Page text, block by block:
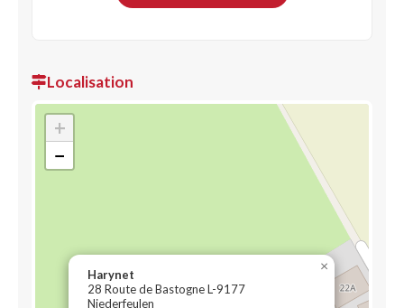
Localisation
Harynet
28 Route de Bastogne L-9177
Niederfeulen
×
+
−